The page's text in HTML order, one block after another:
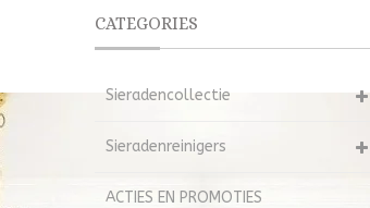
CATEGORIES
Sieradencollectie
Sieradenreinigers
ACTIES EN PROMOTIES